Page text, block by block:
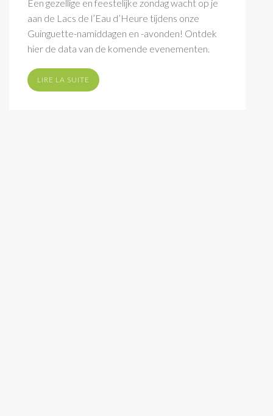
Een gezellige en feestelijke zondag wacht op je
aan de Lacs de l’Eau d’Heure tijdens onze
Guinguette-namiddagen en -avonden! Ontdek
hier de data van de komende evenementen.
LIRE LA SUITE